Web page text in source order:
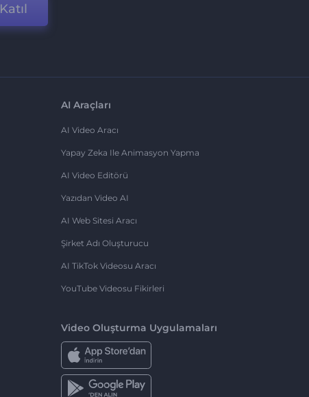
Katıl
AI Araçları
AI Video Aracı
Yapay Zeka Ile Animasyon Yapma
AI Video Editörü
Yazıdan Video AI
AI Web Sitesi Aracı
Şirket Adı Oluşturucu
AI TikTok Videosu Aracı
YouTube Videosu Fikirleri
Video Oluşturma Uygulamaları